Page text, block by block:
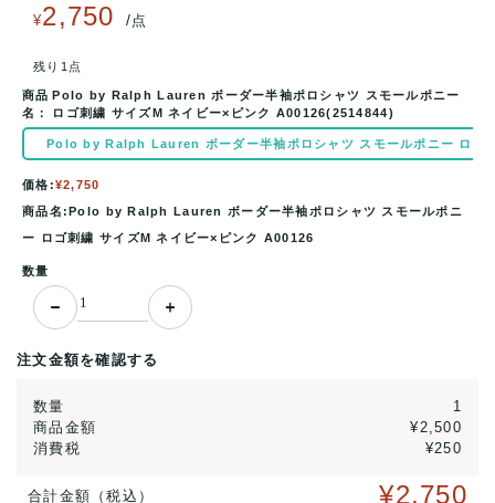
¥2,750 /点
残り1点
商品
名：
Polo by Ralph Lauren ボーダー半袖ポロシャツ スモールポニー
ロゴ刺繍 サイズM ネイビー×ピンク A00126(2514844)
Polo by Ralph Lauren ボーダー半袖ポロシャツ スモールポニー ロゴ
価格:¥2,750
商品名:Polo by Ralph Lauren ボーダー半袖ポロシャツ スモールポニ
ー ロゴ刺繍 サイズM ネイビー×ピンク A00126
数量
注文金額を確認する
数量
1
商品金額
¥2,500
消費税
¥250
合計金額（税込） ¥2,750